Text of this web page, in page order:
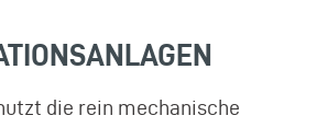
die rein mechanische